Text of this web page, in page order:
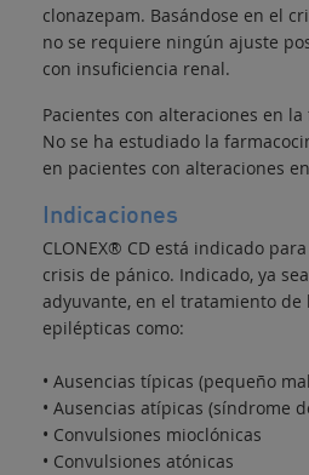
clonazepam. Basándose en el
no se requiere ningún ajuste
con insuficiencia renal.
Pacientes con alteraciones en
No se ha estudiado la
en pacientes con alteraciones
Indicaciones
CLONEX® CD está indicado
crisis de pánico. Indicado, ya
adyuvante, en el tratamiento de
epilépticas como:
• Ausencias típicas (pequeño
• Ausencias atípicas (síndrome
• Convulsiones mioclónicas
• Convulsiones atónicas